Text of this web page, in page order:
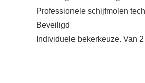
Professionele schijfmolen
Beveiligd
Individuele bekerkeuze. Van